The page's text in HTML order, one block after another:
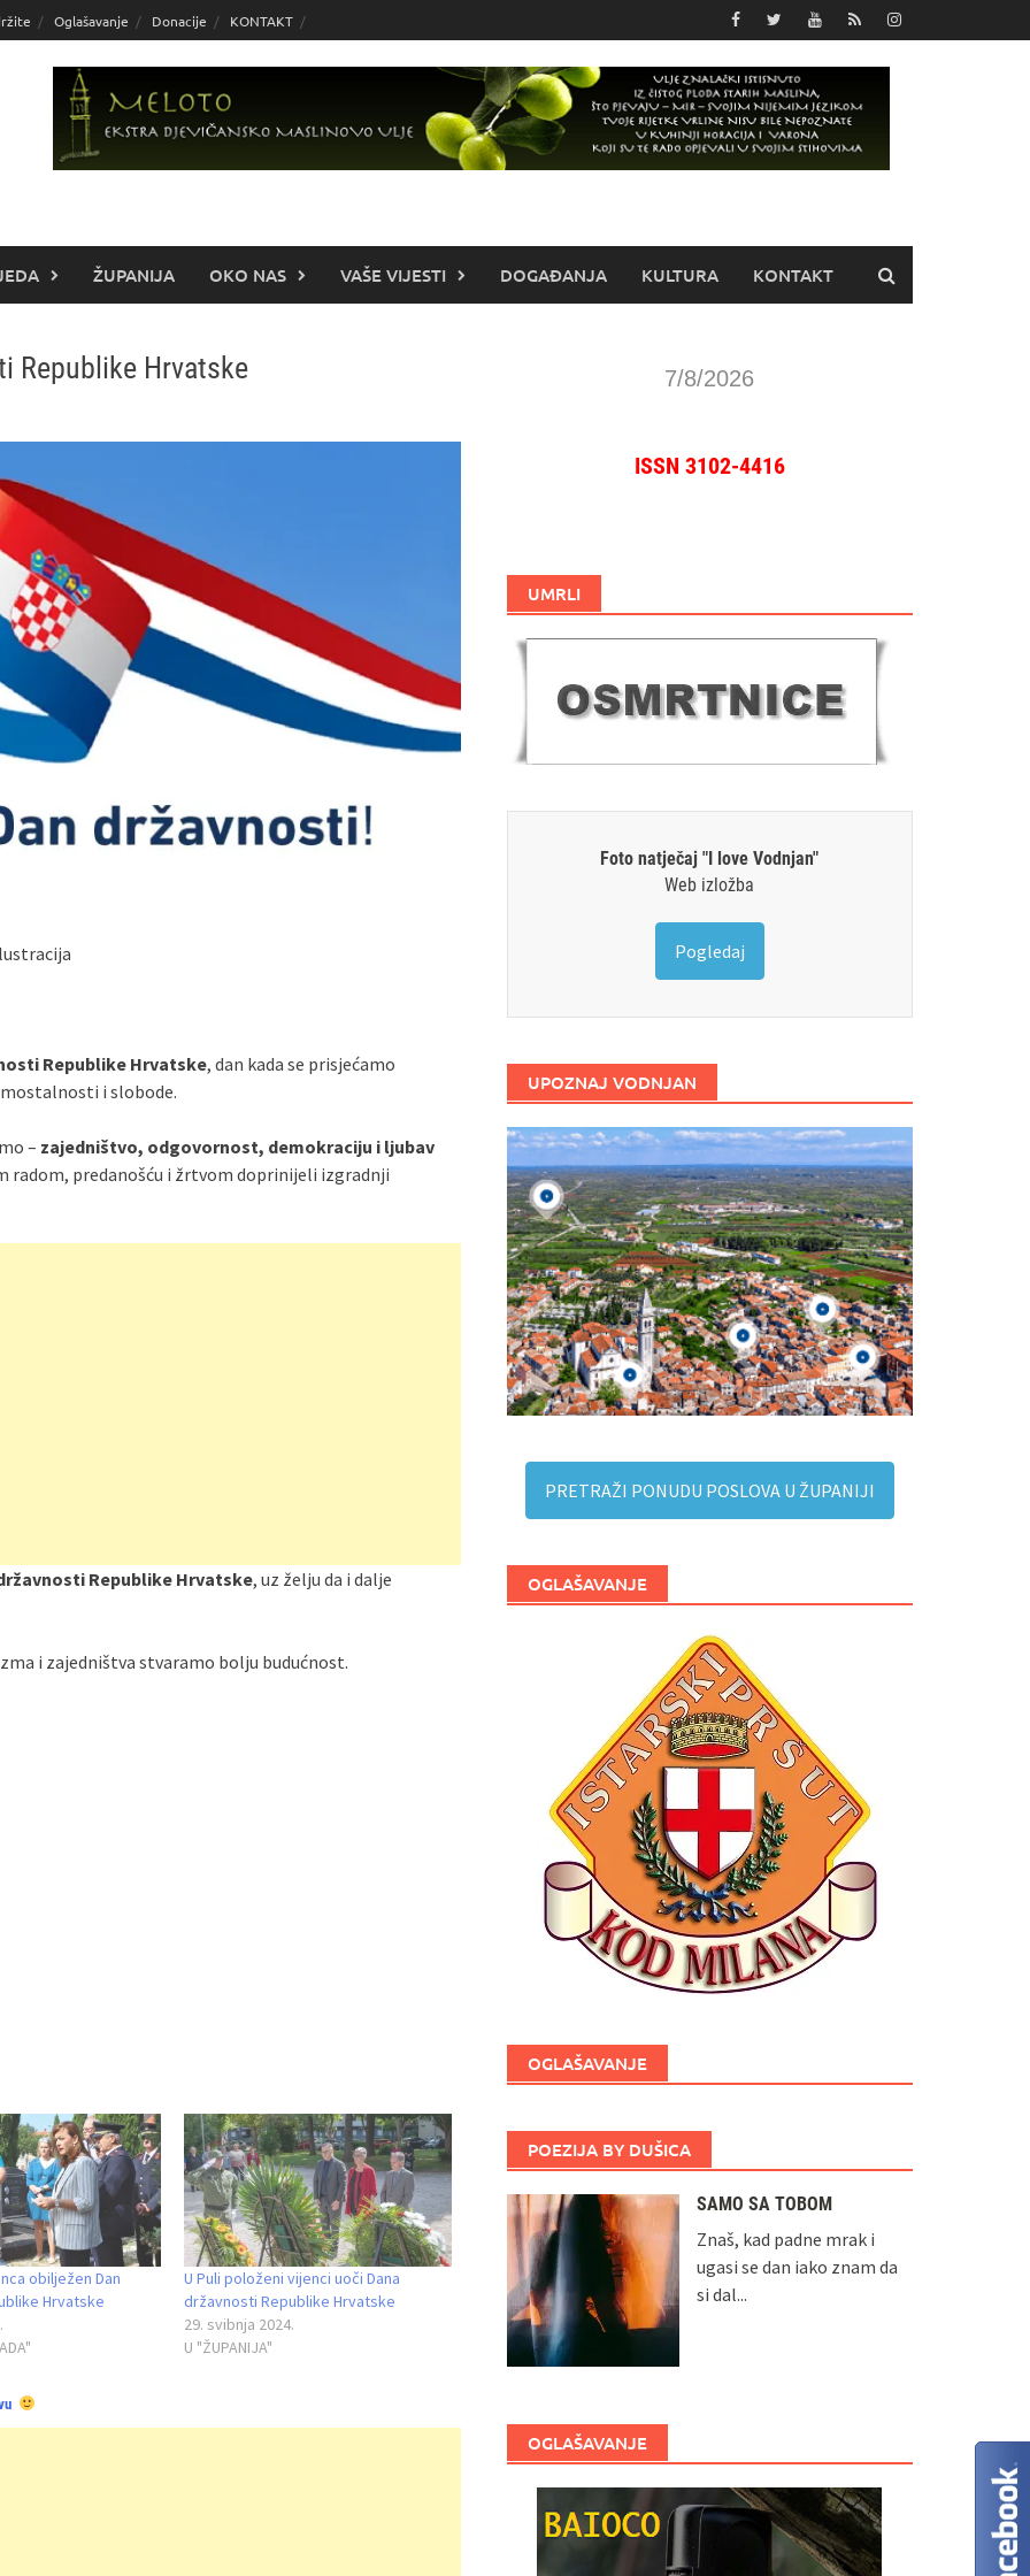
Oglašavanje Donacije KONTAKT
ŽUPANIJA OKO NAS VAŠE VIJESTI DOGAĐANJA KULTURA KONTAKT
Republike Hrvatske
Republike Hrvatske, dan kada se prisjećamo
i slobode.
– zajedništvo, odgovornost, demokraciju i ljubav
radom, predanošću i žrtvom doprinijeli izgradnji
Republike Hrvatske, uz želju da i dalje
i zajedništva stvaramo bolju budućnost.
obilježen Dan
Hrvatske
U Puli položeni vijenci uoči Dana
državnosti Republike Hrvatske
29. svibnja 2024.
U "ŽUPANIJA"
7/8/2026
ISSN 3102-4416
UMRLI
Foto natječaj "I love Vodnjan"
Web izložba
Pogledaj
UPOZNAJ VODNJAN
PRETRAŽI PONUDU POSLOVA U ŽUPANIJI
OGLAŠAVANJE
OGLAŠAVANJE
POEZIJA BY DUŠICA
SAMO SA TOBOM
Znaš, kad padne mrak i
ugasi se dan iako znam da
si dal...
OGLAŠAVANJE